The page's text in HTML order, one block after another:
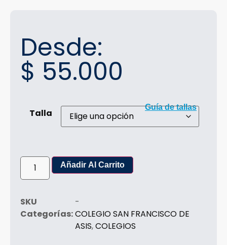
Desde:
$ 55.000
Guía de tallas
Talla
Añadir Al Carrito
SKU
-
Categorías:COLEGIO SAN FRANCISCO DE
ASIS,COLEGIOS